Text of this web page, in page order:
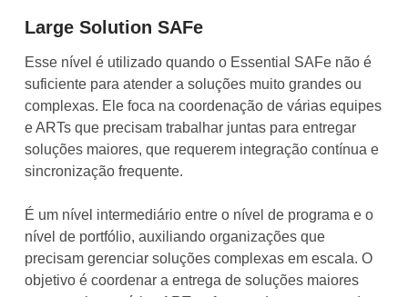
Large Solution SAFe
Esse nível é utilizado quando o Essential SAFe não é
suficiente para atender a soluções muito grandes ou
complexas. Ele foca na coordenação de várias equipes
e ARTs que precisam trabalhar juntas para entregar
soluções maiores, que requerem integração contínua e
sincronização frequente.
É um nível intermediário entre o nível de programa e o
nível de portfólio, auxiliando organizações que
precisam gerenciar soluções complexas em escala. O
objetivo é coordenar a entrega de soluções maiores